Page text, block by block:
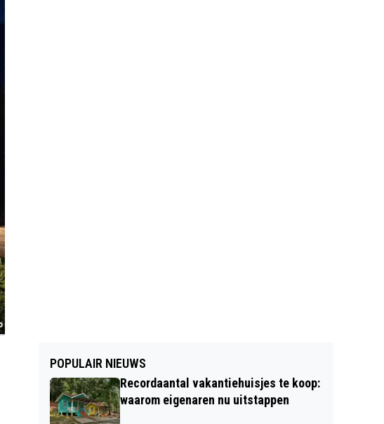
POPULAIR NIEUWS
Recordaantal vakantiehuisjes te koop:
waarom eigenaren nu uitstappen